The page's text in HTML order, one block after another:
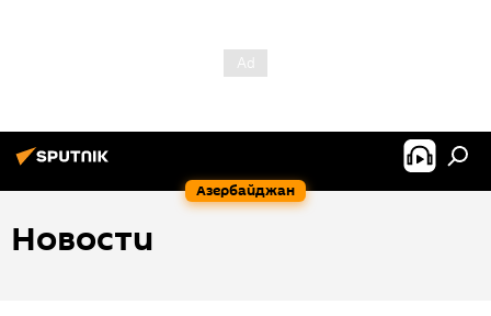
Азербайджан
Новости